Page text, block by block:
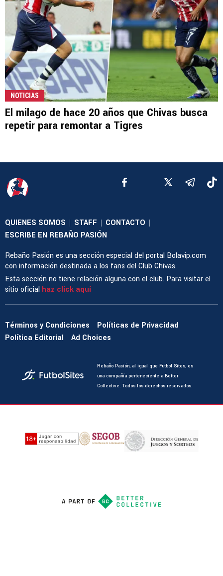
NOTICIAS
El milago de hace 20 años que Chivas busca
repetir para remontar a Tigres
QUIENES SOMOS | STAFF | CONTACTO |
ESCRIBE EN REBAÑO PASIÓN
Rebaño Pasión es una sección especial del portal Bolavip.com
con información destinada a los fans del Club Chivas.
Esta sección no tiene relación alguna con el club. Para visitar el
sitio oficial haz click aquí
Términos y Condiciones
Políticas de Privacidad
Política Editorial
Ad Choices
Rebaño Pasión, al igual que Futbol Sites, es
una compañía perteneciente a Better
Collective. Todos los derechos reservados.